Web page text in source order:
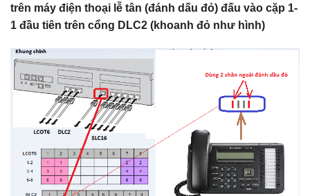
trên máy điện thoại lễ tân (đánh dấu đỏ) đấu vào cặp 1-
1 đầu tiên trên cổng DLC2 (khoanh đỏ như hình)